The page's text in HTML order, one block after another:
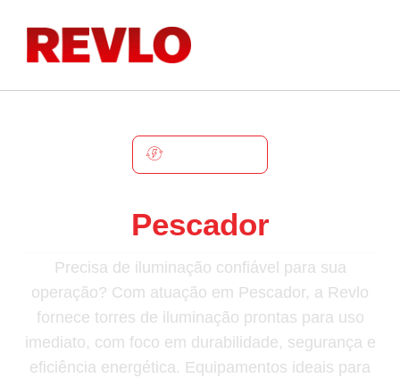
Pescador
Precisa de iluminação confiável para sua
operação? Com atuação em Pescador, a Revlo
fornece torres de iluminação prontas para uso
imediato, com foco em durabilidade, segurança e
eficiência energética. Equipamentos ideais para